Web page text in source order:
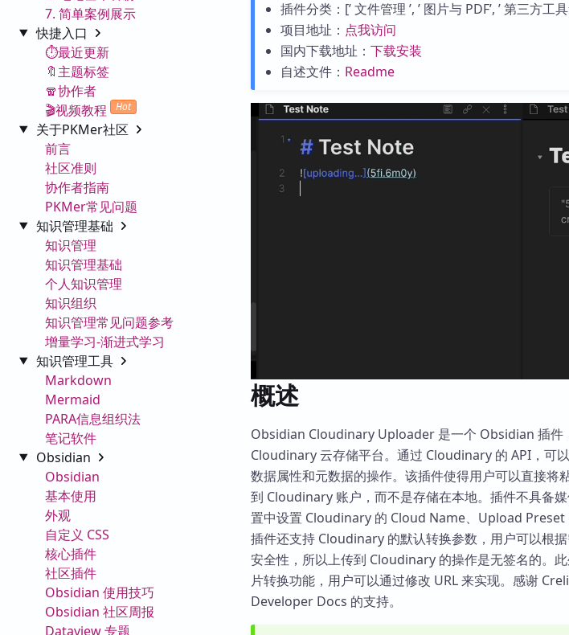
7. 简单案例展示
快捷入口
⏱️最近更新
🔖主题标签
🧣协作者
🎬视频教程
Hot
关于PKMer社区
前言
社区准则
协作者指南
PKMer常见问题
知识管理基础
知识管理
知识管理基础
个人知识管理
知识组织
知识管理常见问题参考
增量学习-渐进式学习
知识管理工具
Markdown
Mermaid
PARA信息组织法
笔记软件
Obsidian
Obsidian
基本使用
外观
自定义 CSS
核心插件
社区插件
Obsidian 使用技巧
Obsidian 社区周报
Dataview 专题
插件分类：[’ 文件管理 ’, ’ 图片与 PDF’, ’ 第三方工
项目地址： 点我访问
国内下载地址： 下载安装
自述文件： Readme
概述
Obsidian Cloudinary Uploader 是一个 Obsidian 插件
Cloudinary 云存储平台。通过 Cloudinary 的 API，可
数据属性和元数据的操作。该插件使得用户可以直接
到 Cloudinary 账户，而不是存储在本地。插件不具备
置中设置 Cloudinary 的 Cloud Name、Upload Preset
插件还支持 Cloudinary 的默认转换参数，用户可以根
安全性，所以上传到 Cloudinary 的操作是无签名的。
片转换功能，用户可以通过修改 URL 来实现。感谢
Developer Docs 的支持。